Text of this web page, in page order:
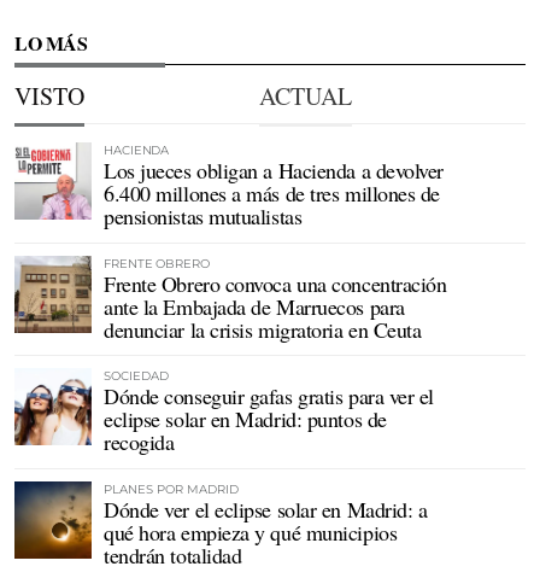
LO MÁS
VISTO ACTUAL
HACIENDA
Los jueces obligan a Hacienda a devolver
6.400 millones a más de tres millones de
pensionistas mutualistas
FRENTE OBRERO
Frente Obrero convoca una concentración
ante la Embajada de Marruecos para
denunciar la crisis migratoria en Ceuta
SOCIEDAD
Dónde conseguir gafas gratis para ver el
eclipse solar en Madrid: puntos de
recogida
PLANES POR MADRID
Dónde ver el eclipse solar en Madrid: a
qué hora empieza y qué municipios
tendrán totalidad